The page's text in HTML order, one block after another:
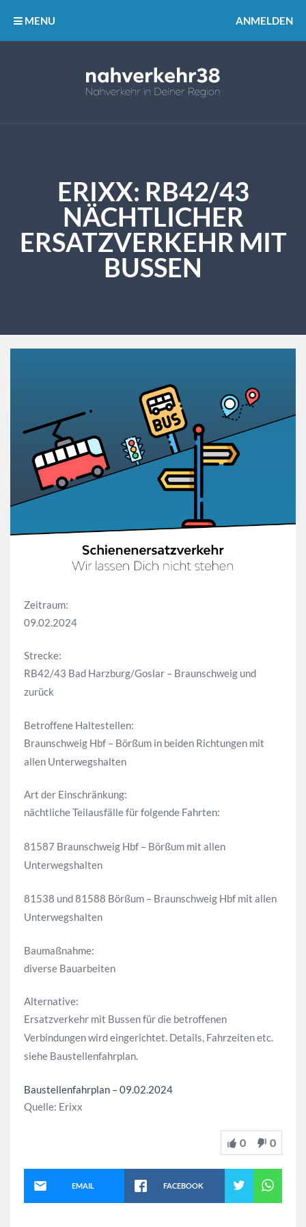
MENU ANMELDEN
ERIXX: RB42/43
NÄCHTLICHER
ERSATZVERKEHR MIT
BUSSEN
Zeitraum:
09.02.2024
Strecke:
RB42/43 Bad Harzburg/Goslar – Braunschweig und
zurück
Betroffene Haltestellen:
Braunschweig Hbf – Börßum in beiden Richtungen mit
allen Unterwegshalten
Art der Einschränkung:
nächtliche Teilausfälle für folgende Fahrten:
81587 Braunschweig Hbf – Börßum mit allen
Unterwegshalten
81538 und 81588 Börßum – Braunschweig Hbf mit allen
Unterwegshalten
Baumaßnahme:
diverse Bauarbeiten
Alternative:
Ersatzverkehr mit Bussen für die betroffenen
Verbindungen wird eingerichtet. Details, Fahrzeiten etc.
siehe Baustellenfahrplan.
Baustellenfahrplan – 09.02.2024
Quelle: Erixx
0 0
EMAIL FACEBOOK